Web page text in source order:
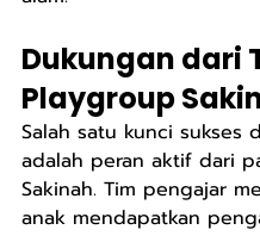
Dukungan dari
Playgroup
Salah satu kunci sukses
adalah peran aktif dari
Sakinah. Tim pengajar
anak mendapatkan